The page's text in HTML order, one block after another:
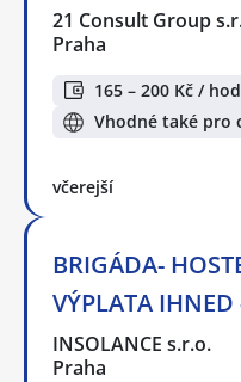
21 Consult Group
Praha
165 – 200 Kč / hod
Vhodné také pro
včerejší
BRIGÁDA-
VÝPLATA
INSOLANCE s.r.o.
Praha